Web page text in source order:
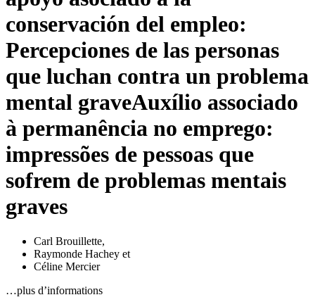
conservación del empleo:
Percepciones de las personas
que luchan contra un problema
mental graveAuxílio associado
à permanência no emprego:
impressões de pessoas que
sofrem de problemas mentais
graves
Carl Brouillette,
Raymonde Hachey et
Céline Mercier
…plus d’informations